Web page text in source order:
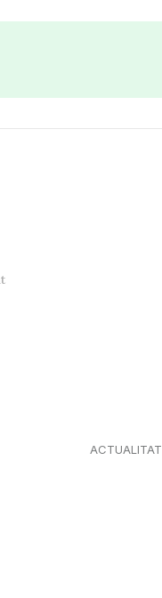
ACTUALITAT